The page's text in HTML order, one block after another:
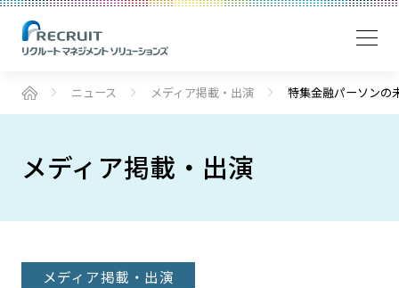
ニュース メディア掲載・出演 特集金融パーソンの
メディア掲載・出演
メディア掲載・出演